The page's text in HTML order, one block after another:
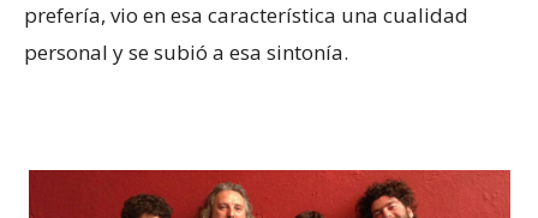
prefería, vio en esa característica una cualidad
personal y se subió a esa sintonía.